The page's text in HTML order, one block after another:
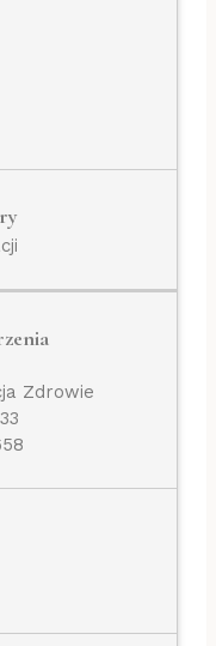
Zdrowie